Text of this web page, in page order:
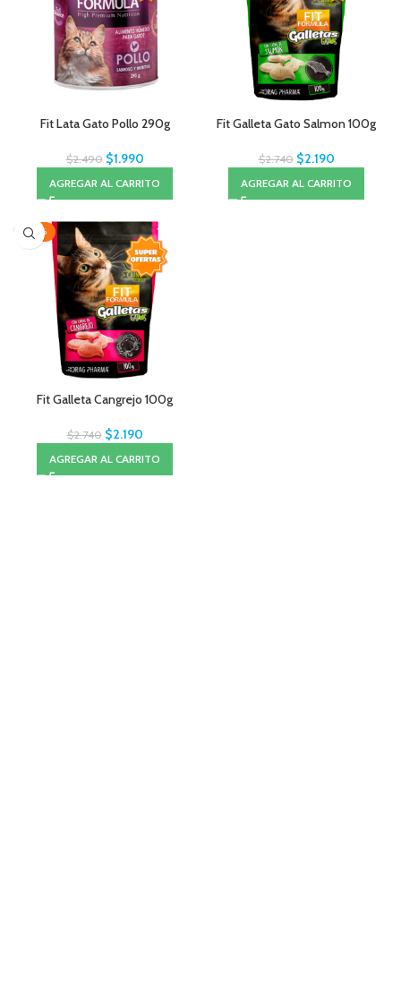
Fit Lata Gato Pollo 290g
$2.490 $1.990
AGREGAR AL CARRITO
Fit Galleta Gato Salmon 100g
$2.740 $2.190
AGREGAR AL CARRITO
-20%
Fit Galleta Cangrejo 100g
$2.740 $2.190
AGREGAR AL CARRITO